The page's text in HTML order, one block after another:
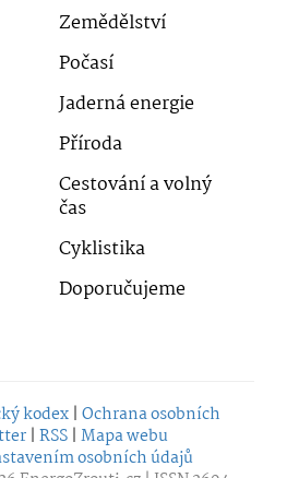
Zemědělství
Počasí
Jaderná energie
Příroda
Cestování a volný
čas
Cyklistika
Doporučujeme
kodex | Ochrana osobních
| RSS | Mapa webu
osobních údajů